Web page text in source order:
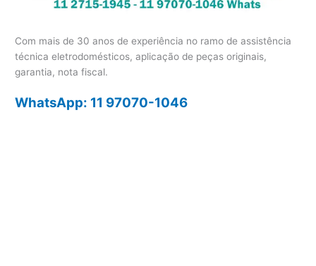
Com mais de 30 anos de experiência no ramo de assistência
técnica eletrodomésticos, aplicação de peças originais,
garantia, nota fiscal.
WhatsApp: 11 97070-1046